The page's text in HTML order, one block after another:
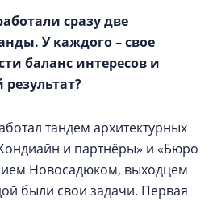
сразу две
У каждого – свое
баланс интересов и
тандем архитектурных
и партнёры» и «Бюро
Новосадюком, выходцем
были свои задачи. Первая